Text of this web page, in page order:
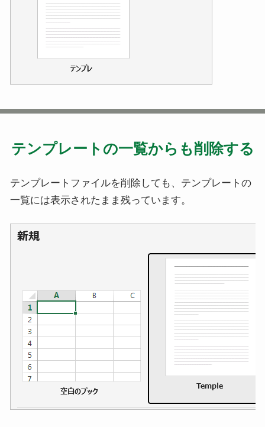
テンプレートの一覧からも削除する
テンプレートファイルを削除しても、テンプレートの
一覧には表示されたまま残っています。